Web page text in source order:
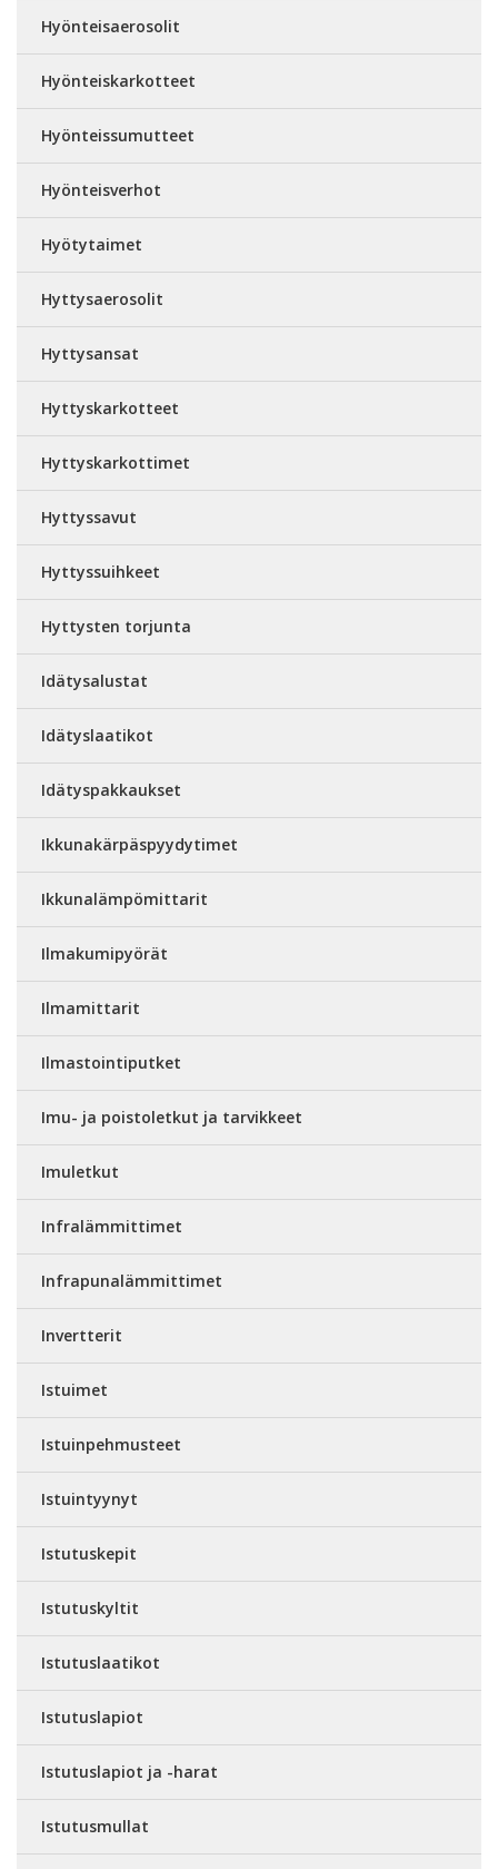
Hyönteisaerosolit
Hyönteiskarkotteet
Hyönteissumutteet
Hyönteisverhot
Hyötytaimet
Hyttysaerosolit
Hyttysansat
Hyttyskarkotteet
Hyttyskarkottimet
Hyttyssavut
Hyttyssuihkeet
Hyttysten torjunta
Idätysalustat
Idätyslaatikot
Idätyspakkaukset
Ikkunakärpäspyydytimet
Ikkunalämpömittarit
Ilmakumipyörät
Ilmamittarit
Ilmastointiputket
Imu- ja poistoletkut ja tarvikkeet
Imuletkut
Infralämmittimet
Infrapunalämmittimet
Invertterit
Istuimet
Istuinpehmusteet
Istuintyynyt
Istutuskepit
Istutuskyltit
Istutuslaatikot
Istutuslapiot
Istutuslapiot ja -harat
Istutusmullat